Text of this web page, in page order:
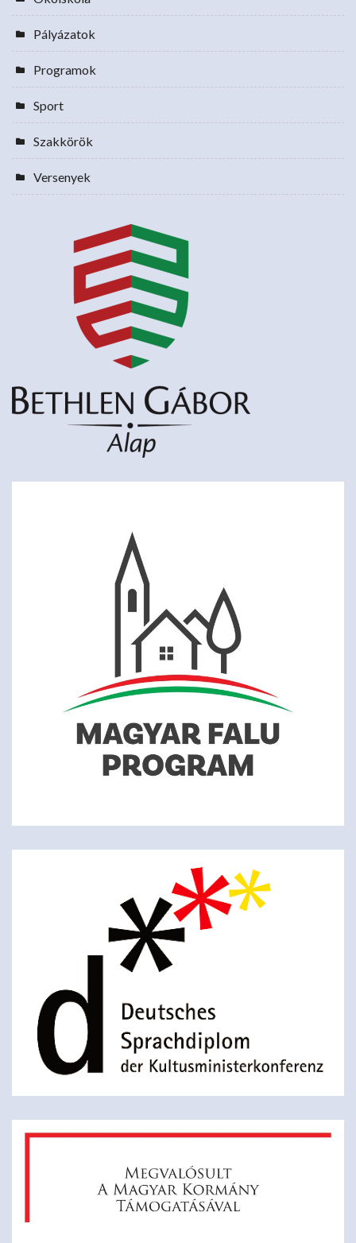
Pályázatok
Programok
Sport
Szakkörök
Versenyek